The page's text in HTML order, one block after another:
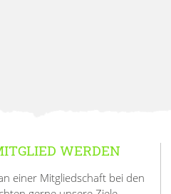
WERDEN
einer Mitgliedschaft bei den